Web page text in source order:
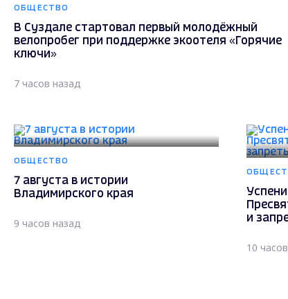
ОБЩЕСТВО
В Суздале стартовал первый молодёжный
велопробег при поддержке экоотеля «Горячие
ключи»
7 часов назад
ОБЩЕСТВО
7 августа в истории
Владимирского края
9 часов назад
и
10